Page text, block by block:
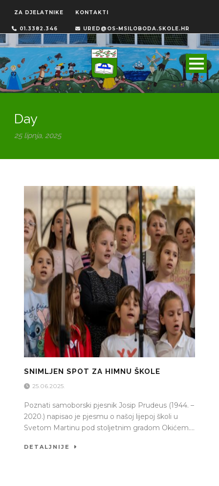
ZA DJELATNIKE KONTAKTI
01.3382.346 URED@OS-MSILOBODA.SKOLE.HR
Day
25 lipnja, 2025
SNIMLJEN SPOT ZA HIMNU ŠKOLE
25.06.2025.
Poznati samoborski pjesnik Josip Prudeus (1944. –
2020.) napisao je pjesmu o našoj lijepoj školi u
Svetom Martinu pod stoljetnim gradom Okićem....
DETALJNIJE